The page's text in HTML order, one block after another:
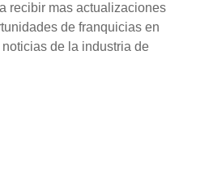
recibir mas actualizaciones
de franquicias en
de la industria de